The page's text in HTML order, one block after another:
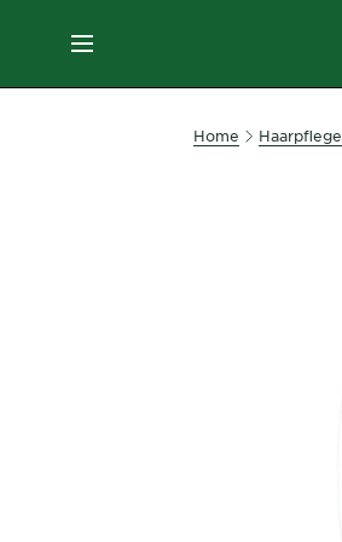
MENU
GESICHTSPFLEGE
Home Haarpflege